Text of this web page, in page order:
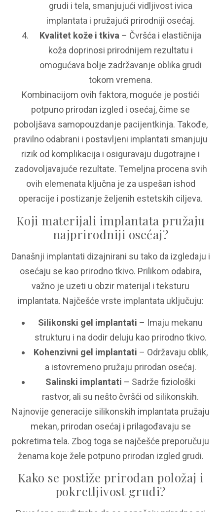
grudi i tela, smanjujući vidljivost ivica
implantata i pružajući prirodniji osećaj.
Kvalitet kože i tkiva – Čvršća i elastičnija
koža doprinosi prirodnijem rezultatu i
omogućava bolje zadržavanje oblika grudi
tokom vremena.
Kombinacijom ovih faktora, moguće je postići
potpuno prirodan izgled i osećaj, čime se
poboljšava samopouzdanje pacijentkinja. Takođe,
pravilno odabrani i postavljeni implantati smanjuju
rizik od komplikacija i osiguravaju dugotrajne i
zadovoljavajuće rezultate. Temeljna procena svih
ovih elemenata ključna je za uspešan ishod
operacije i postizanje željenih estetskih ciljeva.
Koji materijali implantata pružaju
najprirodniji osećaj?
Današnji implantati dizajnirani su tako da izgledaju i
osećaju se kao prirodno tkivo. Prilikom odabira,
važno je uzeti u obzir materijal i teksturu
implantata. Najčešće vrste implantata uključuju:
Silikonski gel implantati – Imaju mekanu
strukturu i na dodir deluju kao prirodno tkivo.
Kohenzivni gel implantati – Održavaju oblik,
a istovremeno pružaju prirodan osećaj.
Salinski implantati – Sadrže fiziološki
rastvor, ali su nešto čvršći od silikonskih.
Najnovije generacije silikonskih implantata pružaju
mekan, prirodan osećaj i prilagođavaju se
pokretima tela. Zbog toga se najčešće preporučuju
ženama koje žele potpuno prirodan izgled grudi.
Kako se postiže prirodan položaj i
pokretljivost grudi?